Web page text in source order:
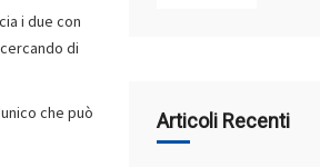
i due con
di
che può
Articoli Recenti